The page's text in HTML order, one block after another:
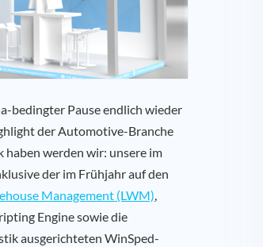
bedingter Pause endlich wieder
der Automotive-Branche
haben werden wir: unsere im
der im Frühjahr auf den
Management (LWM),
Engine sowie die
ausgerichteten WinSped-